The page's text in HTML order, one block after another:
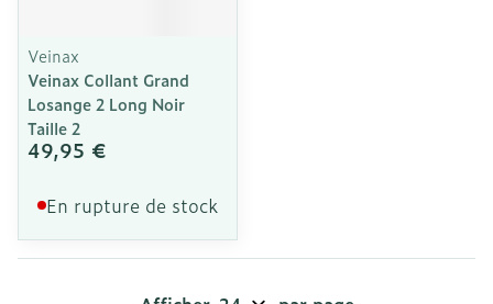
Veinax
Veinax Collant Grand
Losange 2 Long Noir
Taille 2
49,95 €
En rupture de stock